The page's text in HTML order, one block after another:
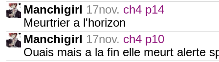
Manchigirl 17nov. ch4 p14
Meurtrier a l'horizon
Manchigirl 17nov. ch4 p10
Ouais mais a la fin elle meurt alerte